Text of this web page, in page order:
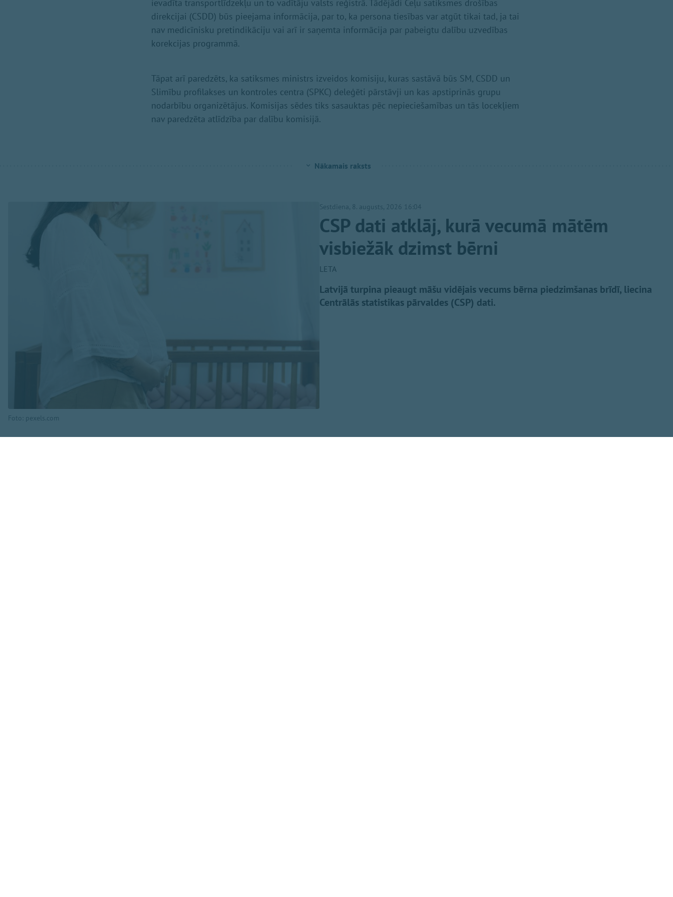
ievadīta transportlīdzekļu un to vadītāju valsts reģistrā. Tādējādi Ceļu satiksmes drošības
direkcijai (CSDD) būs pieejama informācija, par to, ka persona tiesības var atgūt tikai tad, ja tai
nav medicīnisku pretindikāciju vai arī ir saņemta informācija par pabeigtu dalību uzvedības
korekcijas programmā.
Tāpat arī paredzēts, ka satiksmes ministrs izveidos komisiju, kuras sastāvā būs SM, CSDD un
Slimību profilakses un kontroles centra (SPKC) deleģēti pārstāvji un kas apstiprinās grupu
nodarbību organizētājus. Komisijas sēdes tiks sasauktas pēc nepieciešamības un tās locekļiem
nav paredzēta atlīdzība par dalību komisijā.
Nākamais raksts
Foto: pexels.com
Sestdiena, 8. augusts, 2026 16:04
CSP dati atklāj, kurā vecumā mātēm
visbiežāk dzimst bērni
LETA
Latvijā turpina pieaugt māšu vidējais vecums bērna piedzimšanas brīdī, liecina
Centrālās statistikas pārvaldes (CSP) dati.